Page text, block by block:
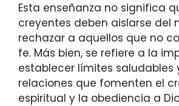
Esta enseñanza no significa
creyentes deben aislarse del
rechazar a aquellos que no
fe. Más bien, se refiere a la
establecer límites saludables
relaciones que fomenten el
espiritual y la obediencia a